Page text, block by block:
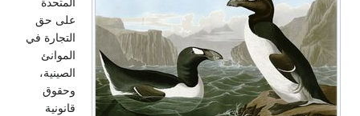
المتحدة
على حق
التجارة في
الموانئ
الصينية،
وحقوق
قانونية